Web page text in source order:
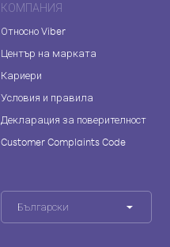
КОМПАНИЯ
Относно Viber
Център на марката
Кариери
Условия и правила
Декларация за поверителност
Customer Complaints Code
Български